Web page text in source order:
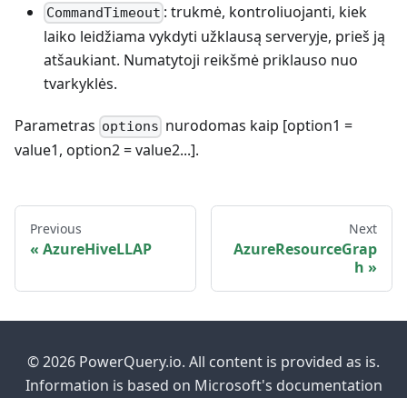
CommandTimeout : trukmė, kontroliuojanti, kiek
laiko leidžiama vykdyti užklausą serveryje, prieš ją
atšaukiant. Numatytoji reikšmė priklauso nuo
tvarkyklės.
Parametras options nurodomas kaip [option1 =
value1, option2 = value2...].
Previous
AzureHiveLLAP
Next
AzureResourceGrap
h
© 2026 PowerQuery.io. All content is provided as is.
Information is based on Microsoft's documentation